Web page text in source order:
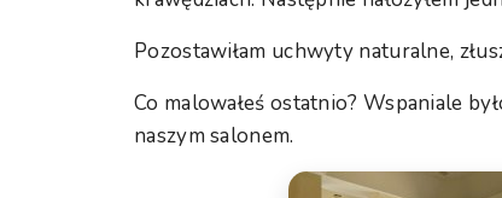
Pozostawiłam uchwyty naturalne,
Co malowałeś ostatnio? Wspaniale
naszym salonem.